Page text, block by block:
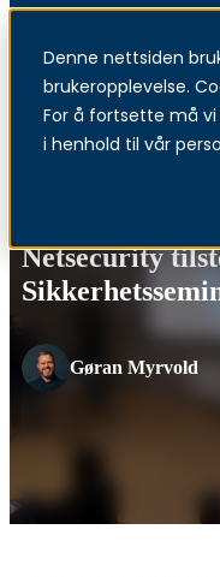
Denne nettsiden
brukeropplevelse.
For å fortsette må
i henhold til vår
Netsecurity
Gøran Myrvold